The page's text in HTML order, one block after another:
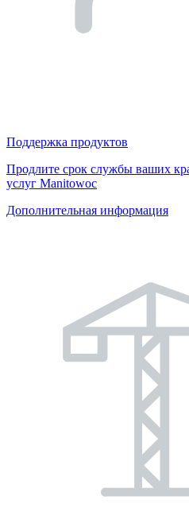
Поддержка продуктов
Продлите срок службы ваших
услуг Manitowoc
Дополнительная информация